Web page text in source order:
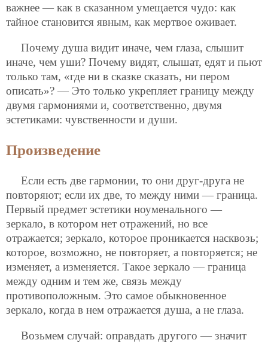
важнее — как в сказанном умещается чудо: как
тайное становится явным, как мертвое оживает.
Почему душа видит иначе, чем глаза, слышит
иначе, чем уши? Почему видят, слышат, едят и пьют
только там, «где ни в сказке сказать, ни пером
описать»? — Это только укрепляет границу между
двумя гармониями и, соответственно, двумя
эстетиками: чувственности и души.
Произведение
Если есть две гармонии, то они друг-друга не
повторяют; если их две, то между ними — граница.
Первый предмет эстетики ноуменального —
зеркало, в котором нет отражений, но все
отражается; зеркало, которое проникается насквозь;
которое, возможно, не повторяет, а повторяется; не
изменяет, а изменяется. Такое зеркало — граница
между одним и тем же, связь между
противоположным. Это самое обыкновенное
зеркало, когда в нем отражается душа, а не глаза.
Возьмем случай: оправдать другого — значит